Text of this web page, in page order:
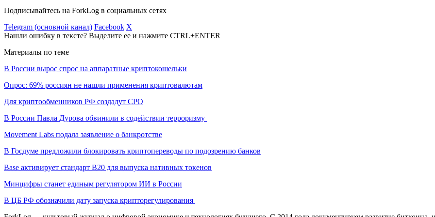
Подписывайтесь на ForkLog в социальных сетях
Telegram (основной канал) Facebook X
Нашли ошибку в тексте? Выделите ее и нажмите CTRL+ENTER
Материалы по теме
В России вырос спрос на аппаратные криптокошельки
Опрос: 69% россиян не нашли применения криптовалютам
Для криптообменников РФ создадут СРО
В России Павла Дурова обвинили в содействии терроризму
Movement Labs подала заявление о банкротстве
В Госдуме предложили блокировать криптопереводы по подозрению банков
Base активирует стандарт B20 для выпуска нативных токенов
Минцифры станет единым регулятором ИИ в России
В ЦБ РФ обозначили дату запуска крипторегулирования